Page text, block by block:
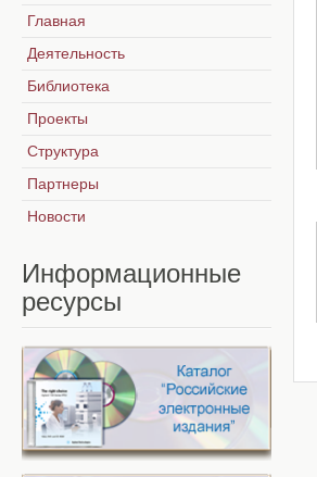
Главная
Деятельность
Библиотека
Проекты
Структура
Партнеры
Новости
Информационные
ресурсы